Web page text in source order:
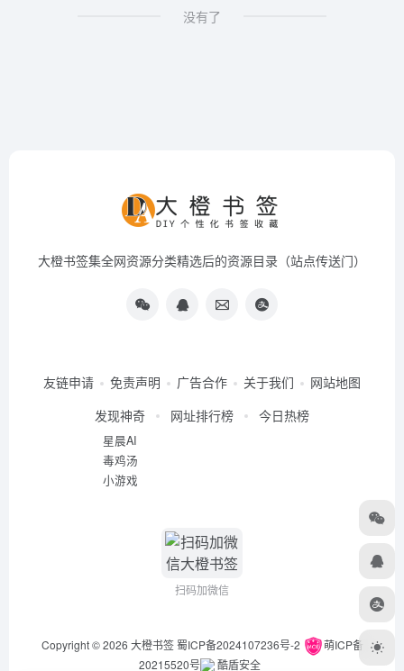
没有了
大橙书签集全网资源分类精选后的资源目录（站点传送门）
友链申请 免责声明 广告合作 关于我们
网站地图
发现神奇
星晨AI
毒鸡汤
小游戏
网址排行榜 今日热榜
扫码加微信
Copyright © 2026 大橙书签 蜀ICP备2024107236号-2
萌ICP备
20215520号
酷盾安全